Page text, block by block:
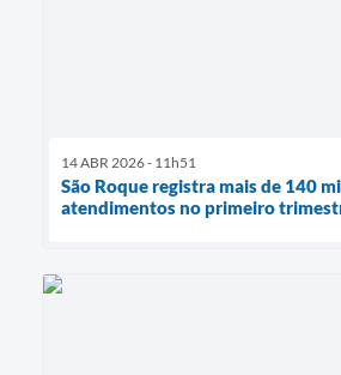
14 ABR 2026 - 11h51
São Roque registra mais de 140
atendimentos no primeiro